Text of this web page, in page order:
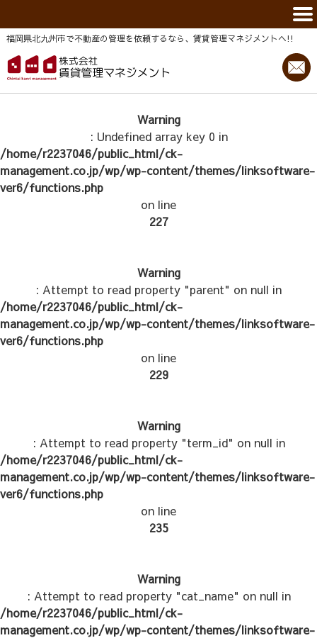
福岡県北九州市で不動産の管理を依頼するなら、賃貸管理マネジメントヘ!!
Warning
: Undefined array key 0 in
/home/r2237046/public_html/ck-
management.co.jp/wp/wp-content/themes/linksoftware-
ver6/functions.php
on line
227
Warning
: Attempt to read property "parent" on null in
/home/r2237046/public_html/ck-
management.co.jp/wp/wp-content/themes/linksoftware-
ver6/functions.php
on line
229
Warning
: Attempt to read property "term_id" on null in
/home/r2237046/public_html/ck-
management.co.jp/wp/wp-content/themes/linksoftware-
ver6/functions.php
on line
235
Warning
: Attempt to read property "cat_name" on null in
/home/r2237046/public_html/ck-
management.co.jp/wp/wp-content/themes/linksoftware-